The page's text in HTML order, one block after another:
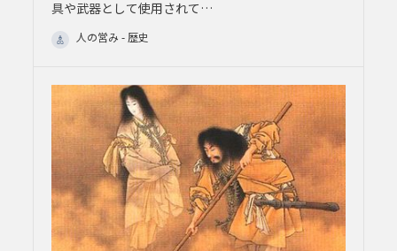
具や武器として使用されて…
人の営み - 歴史